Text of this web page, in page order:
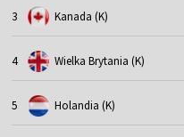
3 Kanada (K)
4 Wielka Brytania (K)
5 Holandia (K)